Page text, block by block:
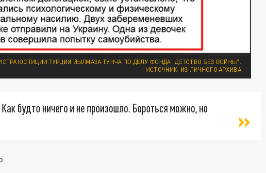
ЮСТИЦИИ ТУРЦИИ ЙЫЛМАЗА ТУНЧА ПО ДЕЛУ ФОНДА "ДЕТСТВО БЕЗ ВОЙНЫ".
ИСТОЧНИК: ИЗ ЛИЧНОГО АРХИВА
будто ничего и не произошло. Бороться можно, но